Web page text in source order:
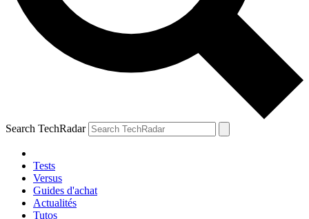
Search TechRadar
Tests
Versus
Guides d'achat
Actualités
Tutos